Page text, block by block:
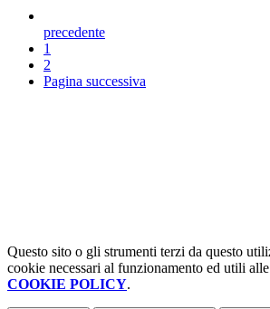
precedente
1
2
Pagina successiva
Questo sito o gli strumenti terzi da questo
cookie necessari al funzionamento ed utili
COOKIE POLICY.